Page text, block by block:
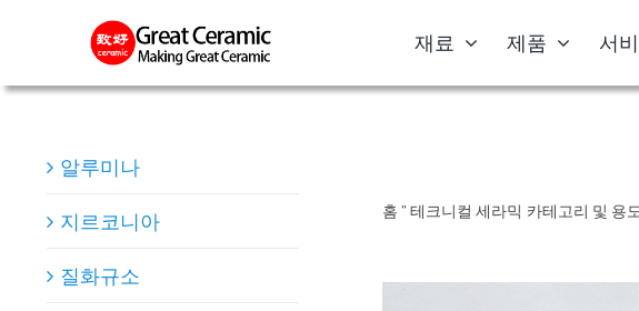
재료 제품 서
홈 "테크니컬 세라믹 카테고리 및 용
알루미나
지르코니아
질화규소